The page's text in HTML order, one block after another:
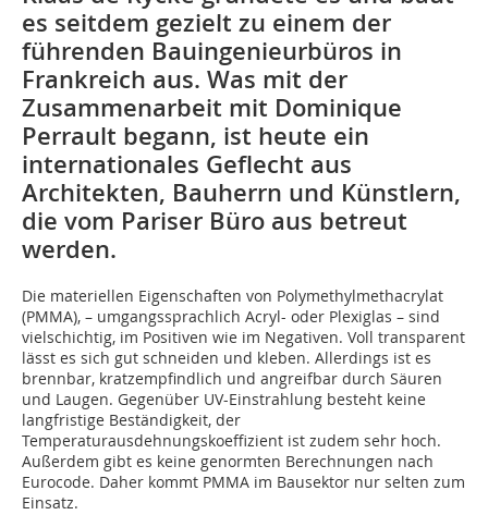
es seitdem gezielt zu einem der
führenden Bauingenieurbüros in
Frankreich aus. Was mit der
Zusammenarbeit mit Dominique
Perrault begann, ist heute ein
internationales Geflecht aus
Architekten, Bauherrn und Künstlern,
die vom Pariser Büro aus betreut
werden.
Die materiellen Eigenschaften von Polymethylmethacrylat
(PMMA), – umgangssprachlich Acryl- oder Plexiglas – sind
vielschichtig, im Positiven wie im Negativen. Voll transparent
lässt es sich gut schneiden und kleben. Allerdings ist es
brennbar, kratzempfindlich und angreifbar durch Säuren
und Laugen. Gegenüber UV-Einstrahlung besteht keine
langfristige Beständigkeit, der
Temperaturausdehnungskoeffizient ist zudem sehr hoch.
Außerdem gibt es keine genormten Berechnungen nach
Eurocode. Daher kommt PMMA im Bausektor nur selten zum
Einsatz.